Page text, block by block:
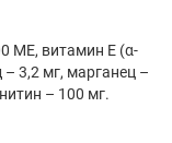
МЕ, витамин E (α-
3,2 мг, марганец –
– 100 мг.